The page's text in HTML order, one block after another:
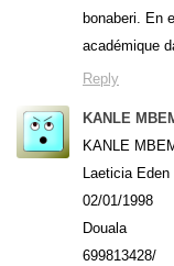
bonaberi. En
académique
Reply
KANLE
KANLE
Laeticia Eden
02/01/1998
Douala
699813428/